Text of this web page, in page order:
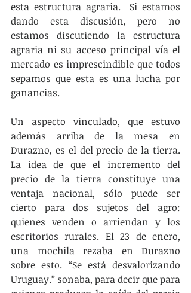
esta estructura agraria.  Si estamos
dando esta discusión, pero no
estamos discutiendo la estructura
agraria ni su acceso principal vía el
mercado es imprescindible que todos
sepamos que esta es una lucha por
ganancias.
Un aspecto vinculado, que estuvo
además arriba de la mesa en
Durazno, es el del precio de la tierra.
La idea de que el incremento del
precio de la tierra constituye una
ventaja nacional, sólo puede ser
cierto para dos sujetos del agro:
quienes venden o arriendan y los
escritorios rurales. El 23 de enero,
una mochila rezaba en Durazno
sobre esto. “Se está desvalorizando
Uruguay.” sonaba, para decir que para